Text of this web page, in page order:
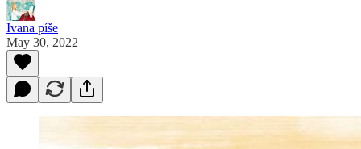
Ivana píše
May 30, 2022